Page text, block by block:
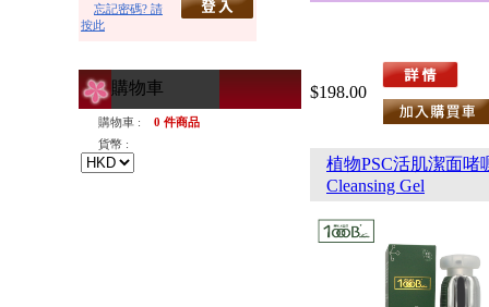
忘記密碼? 請
按此
購物車
購物車 :
0 件商品
貨幣 :
$198.00
植物PSC活肌潔面啫
Cleansing Gel